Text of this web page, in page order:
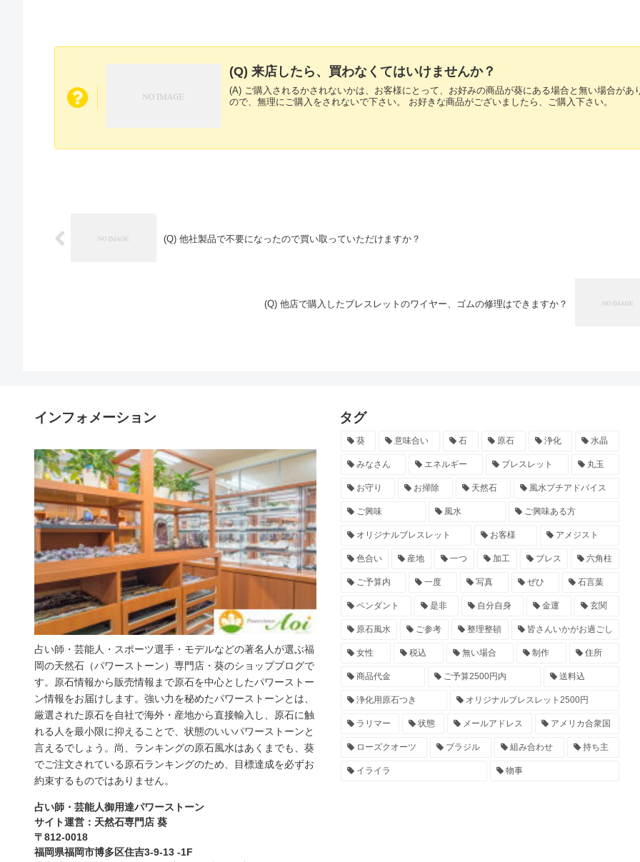
(Q) 来店したら、買わなくてはいけませんか？
(A) ご購入されるかされないかは、お客様にとって、お好みの商品が葵にある場合と無い場合があ
ので、無理にご購入をされないで下さい。 お好きな商品がございましたら、ご購入下さい。
(Q) 他社製品で不要になったので買い取っていただけますか？
(Q) 他店で購入したブレスレットのワイヤー、ゴムの修理はできますか？
インフォメーション
占い師・芸能人・スポーツ選手・モデルなどの著名人が選ぶ福
岡の天然石（パワーストーン）専門店・葵のショップブログで
す。原石情報から販売情報まで原石を中心としたパワーストー
ン情報をお届けします。強い力を秘めたパワーストーンとは、
厳選された原石を自社で海外・産地から直接輸入し、原石に触
れる人を最小限に抑えることで、状態のいいパワーストーンと
言えるでしょう。尚、ランキングの原石風水はあくまでも、葵
でご注文されている原石ランキングのため、目標達成を必ずお
約束するものではありません。
占い師・芸能人御用達パワーストーン
サイト運営：天然石専門店 葵
〒812-0018
福岡県福岡市博多区住吉3-9-13 -1F
タグ
葵 意味合い 石 原石 浄化 水晶
みなさん エネルギー ブレスレット 丸玉
お守り お掃除 天然石 風水プチアドバイス
ご興味 風水 ご興味ある方
オリジナルブレスレット お客様 アメジスト
色合い 産地 一つ 加工 ブレス 六角柱
ご予算内 一度 写真 ぜひ 石言葉
ペンダント 是非 自分自身 金運 玄関
原石風水 ご参考 整理整頓 皆さんいかがお過ごし
女性 税込 無い場合 制作 住所
商品代金 ご予算2500円内 送料込
浄化用原石つき オリジナルブレスレット2500円
ラリマー 状態 メールアドレス アメリカ合衆国
ローズクオーツ ブラジル 組み合わせ 持ち主
イライラ 物事